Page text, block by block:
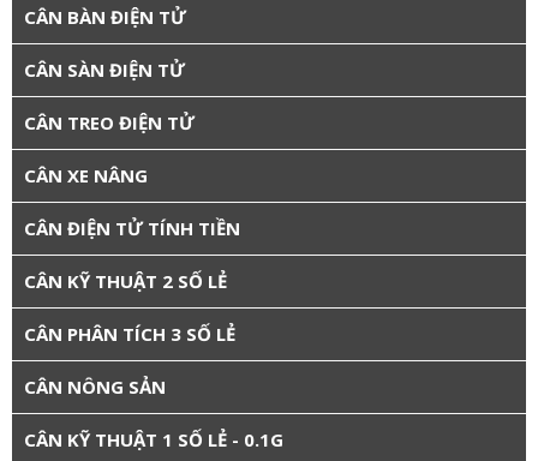
CÂN BÀN ĐIỆN TỬ
CÂN SÀN ĐIỆN TỬ
CÂN TREO ĐIỆN TỬ
CÂN XE NÂNG
CÂN ĐIỆN TỬ TÍNH TIỀN
CÂN KỸ THUẬT 2 SỐ LẺ
CÂN PHÂN TÍCH 3 SỐ LẺ
CÂN NÔNG SẢN
CÂN KỸ THUẬT 1 SỐ LẺ - 0.1G